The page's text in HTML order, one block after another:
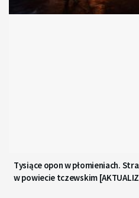
Tysiące opon w płomieniach.
w powiecie tczewskim